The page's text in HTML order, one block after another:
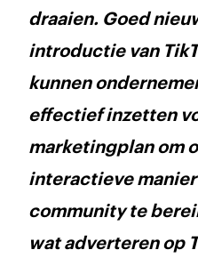
draaien. Goed
introductie van
kunnen
effectief inzetten
marketingplan om
interactieve manier
community te
wat adverteren op